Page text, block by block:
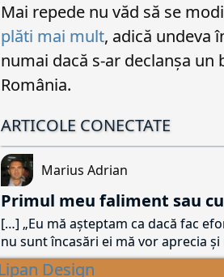
Mai repede nu văd să se
plăti mai mult, adică undeva
numai dacă s-ar declanșa
România.
ARTICOLE CONECTATE
Marius Adrian
Primul meu faliment sau
[…] Eu mă așteptam ca dacă fac
nu sunt încasări ei mă vor aprecia și